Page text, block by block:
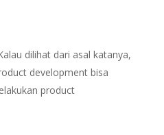
dilihat dari asal katanya,
development bisa
product